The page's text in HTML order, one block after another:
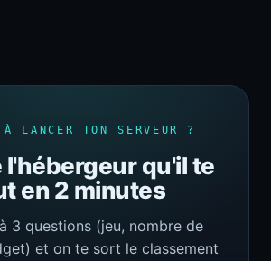
À LANCER TON SERVEUR ?
l'hébergeur qu'il te
en 2 minutes
3 questions (jeu, nombre de
et on te sort le classement